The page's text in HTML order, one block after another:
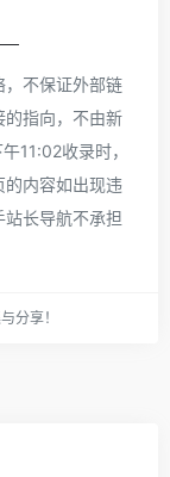
，不保证外部链
的指向，不由新
11:02收录时，
的内容如出现违
长导航不承担
分享！